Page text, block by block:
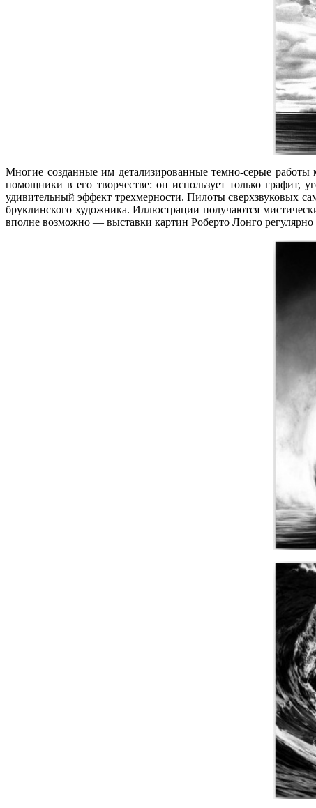
Многие созданные им детализированные темно-серые
помощники в его творчестве: он использует только графит,
удивительный эффект трехмерности. Пилоты сверхзвуковых
бруклинского художника. Иллюстрации получаются
вполне возможно — выставки картин Роберто Лонго